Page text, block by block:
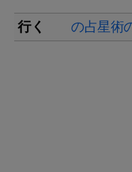
行く の占星術